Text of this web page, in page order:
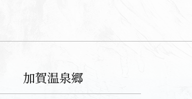
加賀温泉郷